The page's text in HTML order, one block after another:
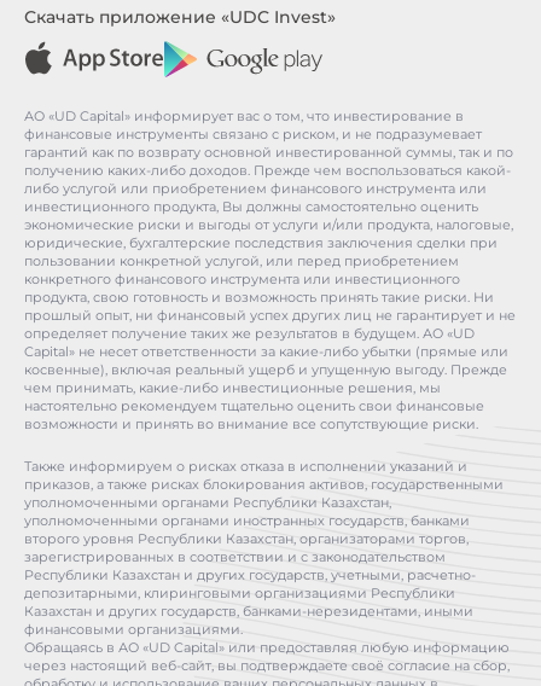
Скачать приложение «UDC Invest»
АО «UD Capital» информирует вас о том, что инвестирование в
финансовые инструменты связано с риском, и не подразумевает
гарантий как по возврату основной инвестированной суммы, так и по
получению каких-либо доходов. Прежде чем воспользоваться какой-
либо услугой или приобретением финансового инструмента или
инвестиционного продукта, Вы должны самостоятельно оценить
экономические риски и выгоды от услуги и/или продукта, налоговые,
юридические, бухгалтерские последствия заключения сделки при
пользовании конкретной услугой, или перед приобретением
конкретного финансового инструмента или инвестиционного
продукта, свою готовность и возможность принять такие риски. Ни
прошлый опыт, ни финансовый успех других лиц не гарантирует и не
определяет получение таких же результатов в будущем. АО «UD
Capital» не несет ответственности за какие-либо убытки (прямые или
косвенные), включая реальный ущерб и упущенную выгоду. Прежде
чем принимать, какие-либо инвестиционные решения, мы
настоятельно рекомендуем тщательно оценить свои финансовые
возможности и принять во внимание все сопутствующие риски.
Также информируем о рисках отказа в исполнении указаний и
приказов, а также рисках блокирования активов, государственными
уполномоченными органами Республики Казахстан,
уполномоченными органами иностранных государств, банками
второго уровня Республики Казахстан, организаторами торгов,
зарегистрированных в соответствии и с законодательством
Республики Казахстан и других государств, учетными, расчетно-
депозитарными, клиринговыми организациями Республики
Казахстан и других государств, банками-нерезидентами, иными
финансовыми организациями.
Обращаясь в АО «UD Capital» или предоставляя любую информацию
через настоящий веб-сайт, вы подтверждаете своё согласие на сбор,